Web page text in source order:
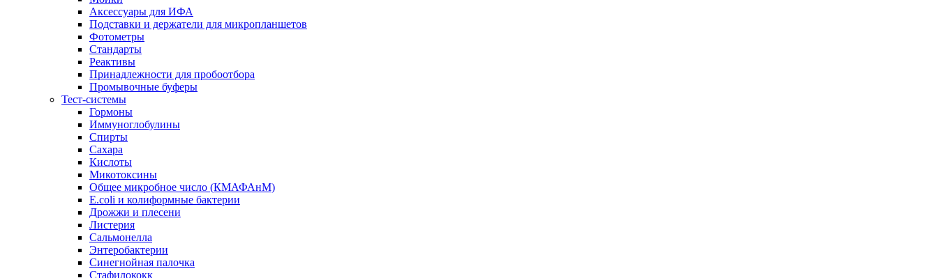
Аксессуары для ИФА
Подставки и держатели для микропланшетов
Фотометры
Стандарты
Реактивы
Принадлежности для пробоотбора
Промывочные буферы
Тест-системы
Гормоны
Иммуноглобулины
Спирты
Сахара
Кислоты
Микотоксины
Общее микробное число (КМАФАнМ)
E.coli и колиформные бактерии
Дрожжи и плесени
Листерия
Сальмонелла
Энтеробактерии
Синегнойная палочка
Стафилококк